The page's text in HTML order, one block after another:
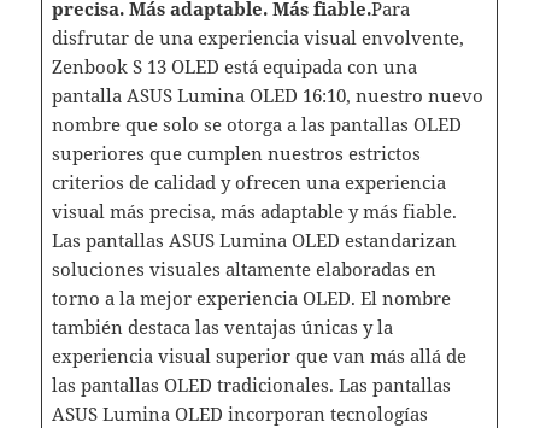
precisa. Más adaptable. Más fiable.Para
disfrutar de una experiencia visual envolvente,
Zenbook S 13 OLED está equipada con una
pantalla ASUS Lumina OLED 16:10, nuestro nuevo
nombre que solo se otorga a las pantallas OLED
superiores que cumplen nuestros estrictos
criterios de calidad y ofrecen una experiencia
visual más precisa, más adaptable y más fiable.
Las pantallas ASUS Lumina OLED estandarizan
soluciones visuales altamente elaboradas en
torno a la mejor experiencia OLED. El nombre
también destaca las ventajas únicas y la
experiencia visual superior que van más allá de
las pantallas OLED tradicionales. Las pantallas
ASUS Lumina OLED incorporan tecnologías